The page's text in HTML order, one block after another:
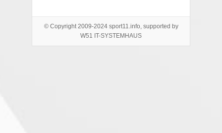
© Copyright 2009-2024 sport11.info, supported by
W51 IT-SYSTEMHAUS